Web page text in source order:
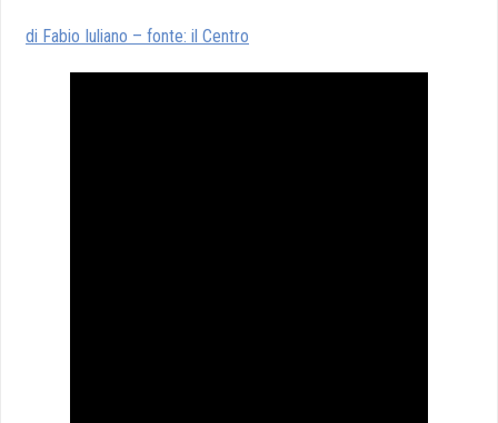
di Fabio Iuliano – fonte: il Centro